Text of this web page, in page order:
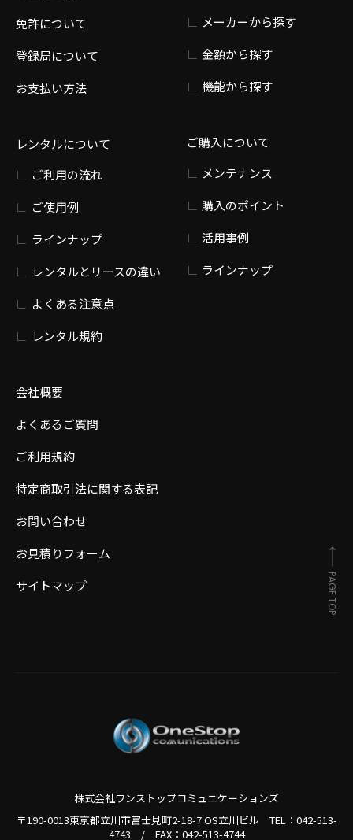
免許について
登録局について
お支払い方法
レンタルについて
ご利用の流れ
ご使用例
ラインナップ
レンタルとリースの違い
よくある注意点
レンタル規約
会社概要
よくあるご質問
ご利用規約
特定商取引法に関する表記
お問い合わせ
お見積りフォーム
サイトマップ
メーカーから探す
金額から探す
機能から探す
ご購入について
メンテナンス
購入のポイント
活用事例
ラインナップ
株式会社ワンストップコミュニケーションズ
〒190-0013東京都立川市富士見町2-18-7 OS立川ビル TEL： 042-513-
4743 / FAX：042-513-4744
PAGE TOP